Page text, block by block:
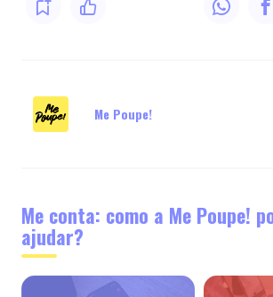
Me Poupe!
Me conta: como a Me Poupe!
ajudar?